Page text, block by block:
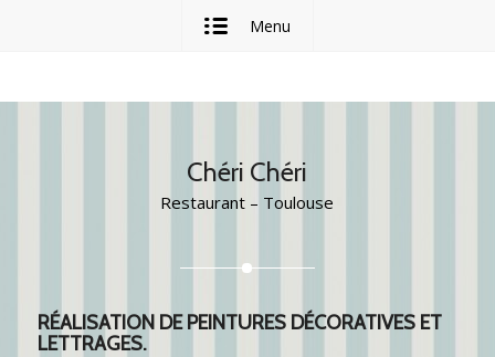
Menu
Chéri Chéri
Restaurant – Toulouse
RÉALISATION DE PEINTURES DÉCORATIVES ET
LETTRAGES.